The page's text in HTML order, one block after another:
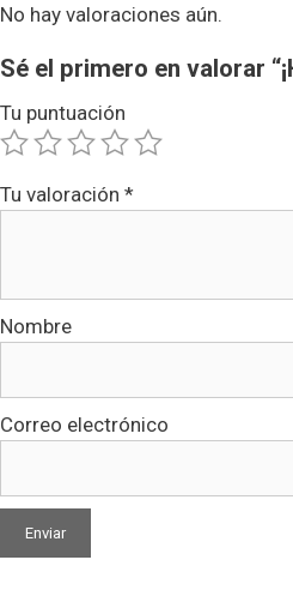
No hay valoraciones aún.
Sé el primero en valorar
Tu puntuación
Tu valoración *
Nombre
Correo electrónico